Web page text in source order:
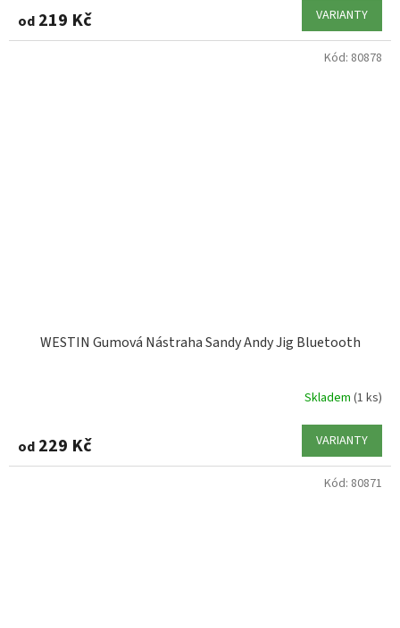
od 219 Kč VARIANTY
WESTIN Gumová Nástraha Sandy Andy Jig Bluetooth
Skladem (1 ks)
od 229 Kč VARIANTY
Kód: 80878
Kód: 80871